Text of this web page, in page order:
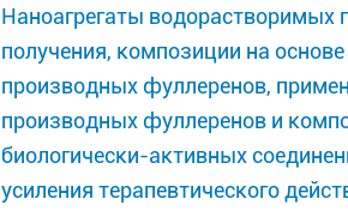
Наноагрегаты водорастворимых
получения, композиции на
производных фуллеренов,
производных фуллеренов и
биологически-активных
усиления терапевтического